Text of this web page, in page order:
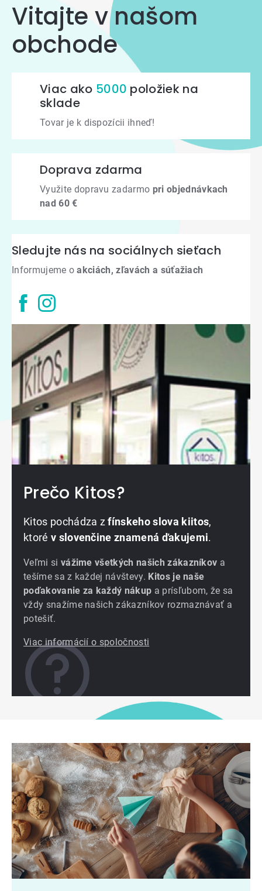
Vitajte v našom
obchode
Viac ako 5000 položiek na
sklade
Tovar je k dispozícii ihneď!
Doprava zdarma
Využite dopravu zadarmo pri objednávkach
nad 60 €
Sledujte nás na sociálnych sieťach
Informujeme oakciách, zľavách a súťažiach
Prečo Kitos?
Kitos pochádza zfínskeho slova kiitos,
ktoré v slovenčine znamená ďakujemi.
Veľmi si vážime všetkých našich zákazníkov a
tešíme sa z každej návštevy. Kitos je naše
poďakovanie za každý nákup a prísľubom, že sa
vždy snažíme našich zákazníkov rozmaznávať a
potešiť.
Viac informácií o spoločnosti